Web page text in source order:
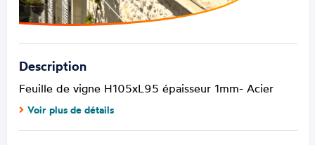
Description
Feuille de vigne H105xL95 épaisseur 1mm- Acier
Voir plus de détails